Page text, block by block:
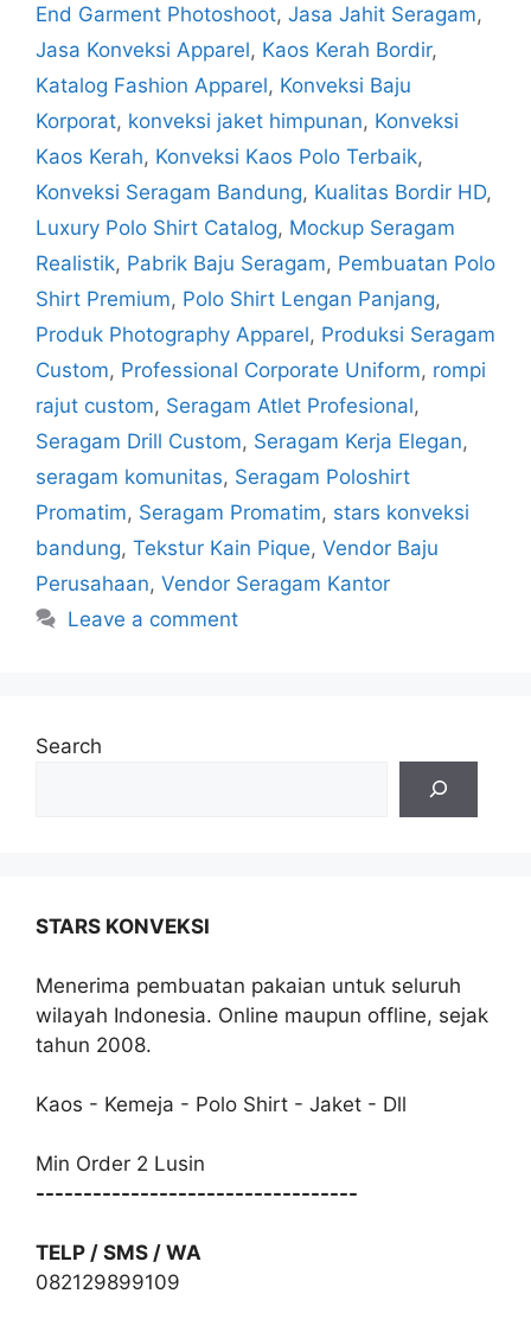
End Garment Photoshoot, Jasa Jahit Seragam,
Jasa Konveksi Apparel, Kaos Kerah Bordir,
Katalog Fashion Apparel, Konveksi Baju
Korporat, konveksi jaket himpunan, Konveksi
Kaos Kerah, Konveksi Kaos Polo Terbaik,
Konveksi Seragam Bandung, Kualitas Bordir HD,
Luxury Polo Shirt Catalog, Mockup Seragam
Realistik, Pabrik Baju Seragam, Pembuatan Polo
Shirt Premium, Polo Shirt Lengan Panjang,
Produk Photography Apparel, Produksi Seragam
Custom, Professional Corporate Uniform, rompi
rajut custom, Seragam Atlet Profesional,
Seragam Drill Custom, Seragam Kerja Elegan,
seragam komunitas, Seragam Poloshirt
Promatim, Seragam Promatim, stars konveksi
bandung, Tekstur Kain Pique, Vendor Baju
Perusahaan, Vendor Seragam Kantor
Leave a comment
Search
STARS KONVEKSI
Menerima pembuatan pakaian untuk seluruh
wilayah Indonesia. Online maupun offline, sejak
tahun 2008.
Kaos - Kemeja - Polo Shirt - Jaket - Dll
Min Order 2 Lusin
----------------------------------
TELP / SMS / WA
082129899109